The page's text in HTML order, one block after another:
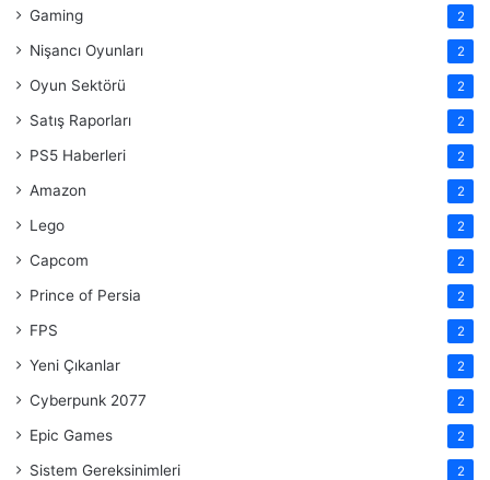
Gaming 2
Nişancı Oyunları 2
Oyun Sektörü 2
Satış Raporları 2
PS5 Haberleri 2
Amazon 2
Lego 2
Capcom 2
Prince of Persia 2
FPS 2
Yeni Çıkanlar 2
Cyberpunk 2077 2
Epic Games 2
Sistem Gereksinimleri 2